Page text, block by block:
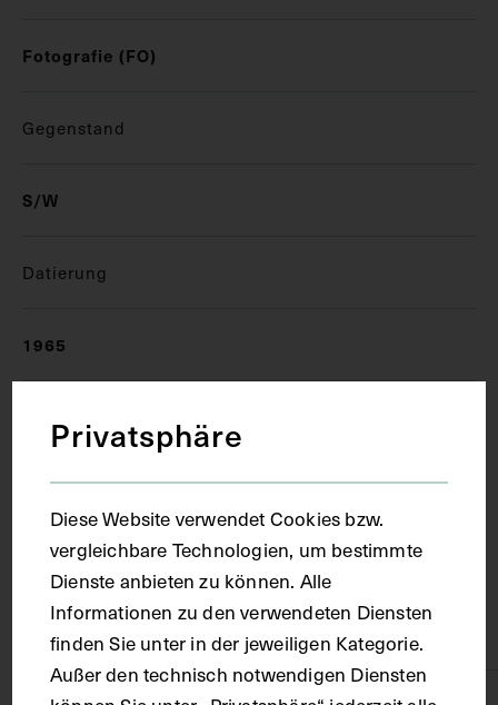
Fotografie (FO)
Gegenstand
S/W
Datierung
1965
Wien
Material
Papier
Privatsphäre
Diese Website verwendet Cookies bzw.
vergleichbare Technologien, um bestimmte
Dienste anbieten zu können. Alle
Informationen zu den verwendeten Diensten
finden Sie unter in der jeweiligen Kategorie.
Außer den technisch notwendigen Diensten